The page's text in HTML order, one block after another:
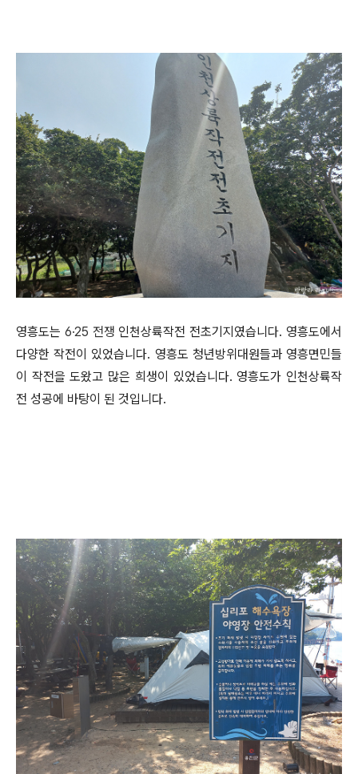
영흥도는 6·25 전쟁 인천상륙작전 전초기지였습니다. 영흥도에서
다양한 작전이 있었습니다. 영흥도 청년방위대원들과 영흥면민들
이 작전을 도왔고 많은 희생이 있었습니다. 영흥도가 인천상륙작
전 성공에 바탕이 된 것입니다.